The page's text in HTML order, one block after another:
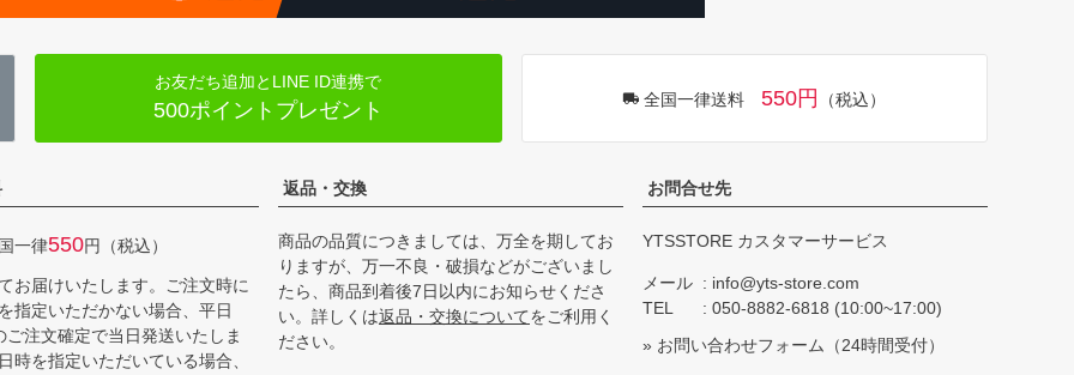
お友だち追加とLINE ID連携で
500ポイントプレゼント 全国一律送料550円 （税込）
一律550円（税込）
お届けいたします。ご注文時に
指定いただかない場合、平日
ご注文確定で当日発送いたしま
時を指定いただいている場合、
返品・交換
商品の品質につきましては、万全を期してお
りますが、万一不良・破損などがございまし
たら、商品到着後7日以内にお知らせくださ
い。詳しくは返品・交換についてをご利用く
ださい。
お問合せ先
YTSSTORE カスタマーサービス
メール
info@yts-store.com
TEL
050-8882-6818 (10:00~17:00)
» お問い合わせフォーム （24時間受付）